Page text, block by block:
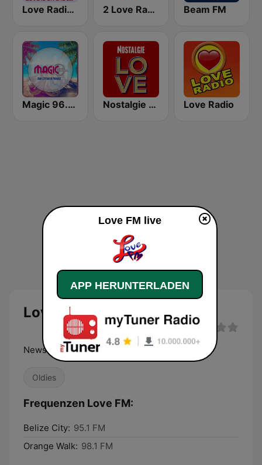
Love Radio - Love Mix 2 Love Radio Beam FM
Magic 96.5 FM Nostalgie Love Love Radio
Love FM
News Music & Power
Oldies
Frequenzen Love FM:
Belize City: 95.1 FM
Orange Walk: 98.1 FM
Love FM live
APP HERUNTERLADEN